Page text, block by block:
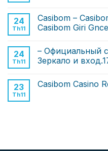
24
Th11
Casibom –
Casibom Giri
24
Th11
– Официальный
Зеркало и
23
Th11
Casibom Casino